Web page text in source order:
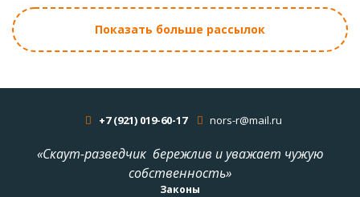
Показать больше рассылок
+7 (921) 019-60-17 nors-r@mail.ru
«Скаут-разведчик бережлив и уважает чужую
собственность»
Законы